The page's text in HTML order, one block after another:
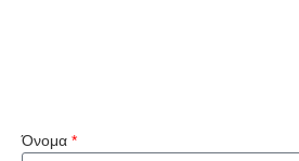
Όνομα *